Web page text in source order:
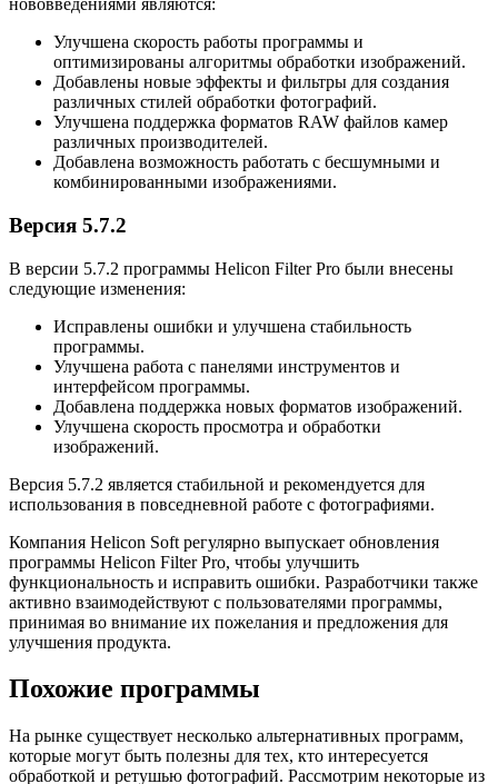
нововведениями являются:
Улучшена скорость работы программы и
оптимизированы алгоритмы обработки изображений.
Добавлены новые эффекты и фильтры для создания
различных стилей обработки фотографий.
Улучшена поддержка форматов RAW файлов камер
различных производителей.
Добавлена возможность работать с бесшумными и
комбинированными изображениями.
Версия 5.7.2
В версии 5.7.2 программы Helicon Filter Pro были внесены
следующие изменения:
Исправлены ошибки и улучшена стабильность
программы.
Улучшена работа с панелями инструментов и
интерфейсом программы.
Добавлена поддержка новых форматов изображений.
Улучшена скорость просмотра и обработки
изображений.
Версия 5.7.2 является стабильной и рекомендуется для
использования в повседневной работе с фотографиями.
Компания Helicon Soft регулярно выпускает обновления
программы Helicon Filter Pro, чтобы улучшить
функциональность и исправить ошибки. Разработчики также
активно взаимодействуют с пользователями программы,
принимая во внимание их пожелания и предложения для
улучшения продукта.
Похожие программы
На рынке существует несколько альтернативных программ,
которые могут быть полезны для тех, кто интересуется
обработкой и ретушью фотографий. Рассмотрим некоторые из